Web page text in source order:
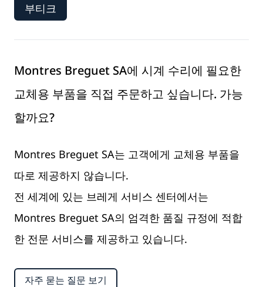
부티크
Montres Breguet SA에 시계 수리에 필요한
교체용 부품을 직접 주문하고 싶습니다. 가능
할까요?
Montres Breguet SA는 고객에게 교체용 부품을
따로 제공하지 않습니다.
전 세계에 있는 브레게 서비스 센터에서는
Montres Breguet SA의 엄격한 품질 규정에 적합
한 전문 서비스를 제공하고 있습니다.
자주 묻는 질문 보기